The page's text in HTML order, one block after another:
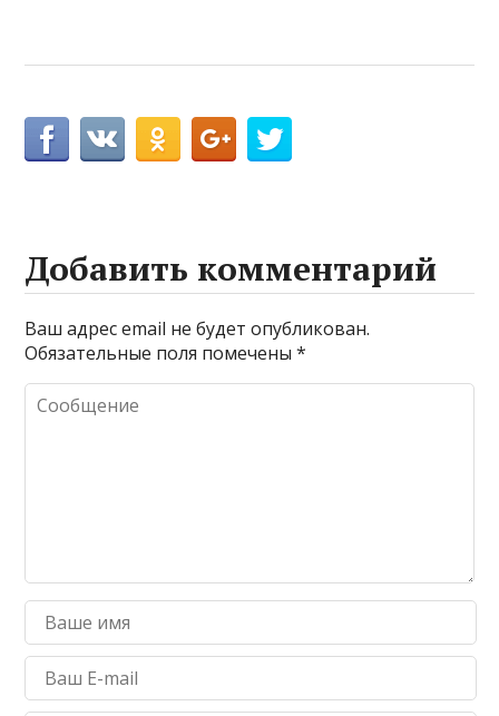
Добавить комментарий
Ваш адрес email не будет опубликован.
Обязательные поля помечены*